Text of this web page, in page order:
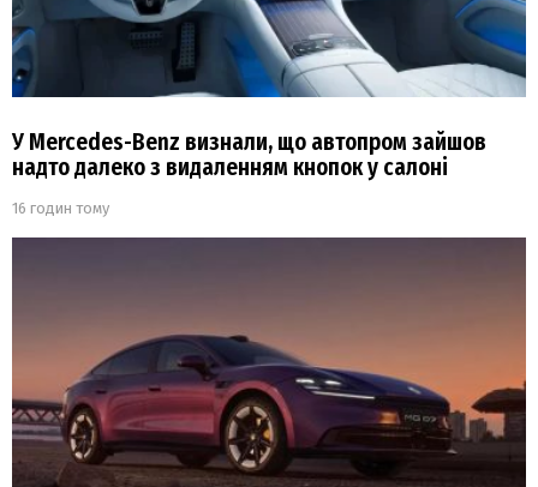
У Mercedes-Benz визнали, що автопром зайшов
надто далеко з видаленням кнопок у салоні
16 годин тому